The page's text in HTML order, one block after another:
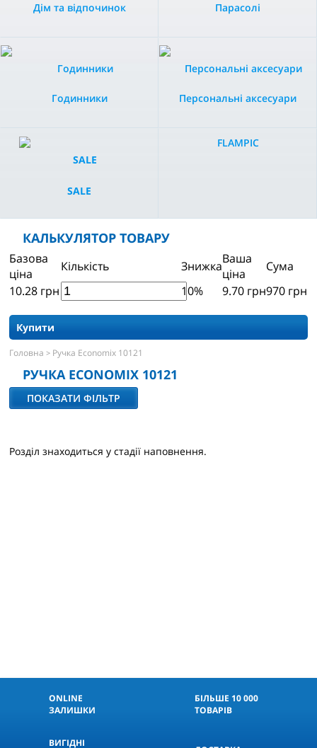
Дім та відпочинок Парасолі
Годинники Персональні аксесуари
SALE
FLAMPIC
КАЛЬКУЛЯТОР ТОВАРУ
Базова
ціна
Кількість ЗнижкаВаша
ціна
Сума
10.28 грн 10% 9.70 грн970 грн
Купити
Головна > Ручка Economix 10121
РУЧКА ECONOMIX 10121
ПОКАЗАТИ ФІЛЬТР
Розділ знаходиться у стадії наповнення.
ONLINE
ЗАЛИШКИ
БІЛЬШЕ 10 000
ТОВАРІВ
ВИГІДНІ